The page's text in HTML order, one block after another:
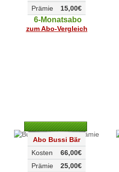
15,00€
Prämie
6-Monatsabo
zum Abo-Vergleich
Abo Bussi Bär
66,00€
Kosten
25,00€
Prämie